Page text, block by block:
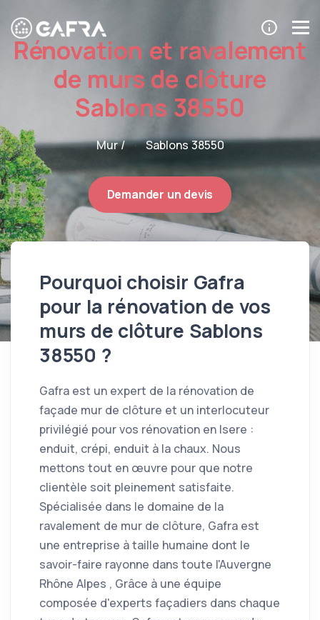
Rénovation et ravalement
de murs de clôture
Sablons 38550
Mur / Sablons 38550
Demander un devis
Pourquoi choisir Gafra
pour la rénovation de vos
murs de clôture Sablons
38550 ?
Gafra est un expert de la rénovation de
façade mur de clôture et un interlocuteur
privilégié pour vos rénovation en Isere :
enduit, crépi, enduit à la chaux. Nous
mettons tout en œuvre pour que notre
clientèle soit pleinement satisfaite.
Spécialisée dans le domaine de la
ravalement de mur de clôture, Gafra est
une entreprise à taille humaine dont le
savoir-faire rayonne dans toute l'Auvergne
Rhône Alpes , Grâce à une équipe
composée d'experts façadiers dans chaque